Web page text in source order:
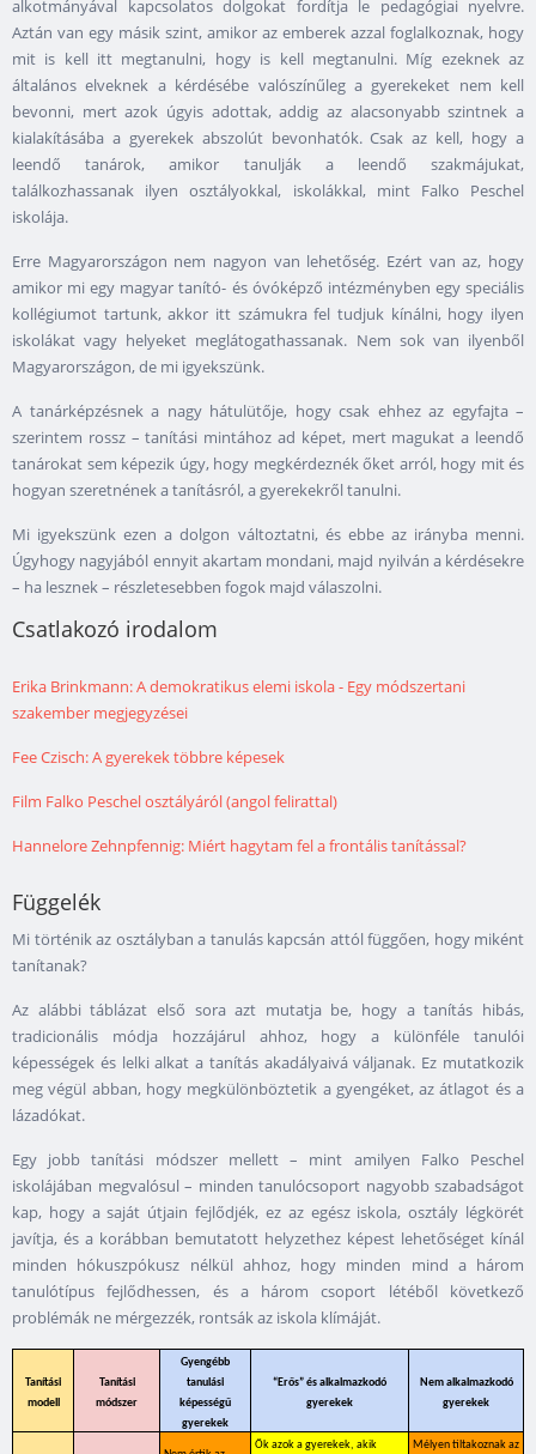
alkotmányával kapcsolatos dolgokat fordítja le pedagógiai nyelvre.
Aztán van egy másik szint, amikor az emberek azzal foglalkoznak, hogy
mit is kell itt megtanulni, hogy is kell megtanulni. Míg ezeknek az
általános elveknek a kérdésébe valószínűleg a gyerekeket nem kell
bevonni, mert azok úgyis adottak, addig az alacsonyabb szintnek a
kialakításába a gyerekek abszolút bevonhatók. Csak az kell, hogy a
leendő tanárok, amikor tanulják a leendő szakmájukat,
találkozhassanak ilyen osztályokkal, iskolákkal, mint Falko Peschel
iskolája.
Erre Magyarországon nem nagyon van lehetőség. Ezért van az, hogy
amikor mi egy magyar tanító- és óvóképző intézményben egy speciális
kollégiumot tartunk, akkor itt számukra fel tudjuk kínálni, hogy ilyen
iskolákat vagy helyeket meglátogathassanak. Nem sok van ilyenből
Magyarországon, de mi igyekszünk.
A tanárképzésnek a nagy hátulütője, hogy csak ehhez az egyfajta –
szerintem rossz – tanítási mintához ad képet, mert magukat a leendő
tanárokat sem képezik úgy, hogy megkérdeznék őket arról, hogy mit és
hogyan szeretnének a tanításról, a gyerekekről tanulni.
Mi igyekszünk ezen a dolgon változtatni, és ebbe az irányba menni.
Úgyhogy nagyjából ennyit akartam mondani, majd nyilván a kérdésekre
– ha lesznek – részletesebben fogok majd válaszolni.
Csatlakozó irodalom
Erika Brinkmann: A demokratikus elemi iskola - Egy módszertani
szakember megjegyzései
Fee Czisch: A gyerekek többre képesek
Film Falko Peschel osztályáról (angol felirattal)
Hannelore Zehnpfennig: Miért hagytam fel a frontális tanítással?
Függelék
Mi történik az osztályban a tanulás kapcsán attól függően, hogy miként
tanítanak?
Az alábbi táblázat első sora azt mutatja be, hogy a tanítás hibás,
tradicionális módja hozzájárul ahhoz, hogy a különféle tanulói
képességek és lelki alkat a tanítás akadályaivá váljanak. Ez mutatkozik
meg végül abban, hogy megkülönböztetik a gyengéket, az átlagot és a
lázadókat.
Egy jobb tanítási módszer mellett – mint amilyen Falko Peschel
iskolájában megvalósul – minden tanulócsoport nagyobb szabadságot
kap, hogy a saját útjain fejlődjék, ez az egész iskola, osztály légkörét
javítja, és a korábban bemutatott helyzethez képest lehetőséget kínál
minden hókuszpókusz nélkül ahhoz, hogy minden mind a három
tanulótípus fejlődhessen, és a három csoport létéből következő
problémák ne mérgezzék, rontsák az iskola klímáját.
Tanítási
modell
Tanítási
módszer
Gyengébb
tanulási
képességű
gyerekek
“Erős” és alkalmazkodó
gyerekek
Nem alkalmazkodó
gyerekek
Ők azok a gyerekek, akik
Mélyen tiltakoznak az